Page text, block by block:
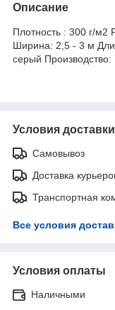
Описание
Плотность : 300 г/м2
Ширина: 2,5 - 3 м
серый Производство:
Условия доставки
Самовывоз
Доставка
Транспортная
Все условия
Условия оплаты
Наличными